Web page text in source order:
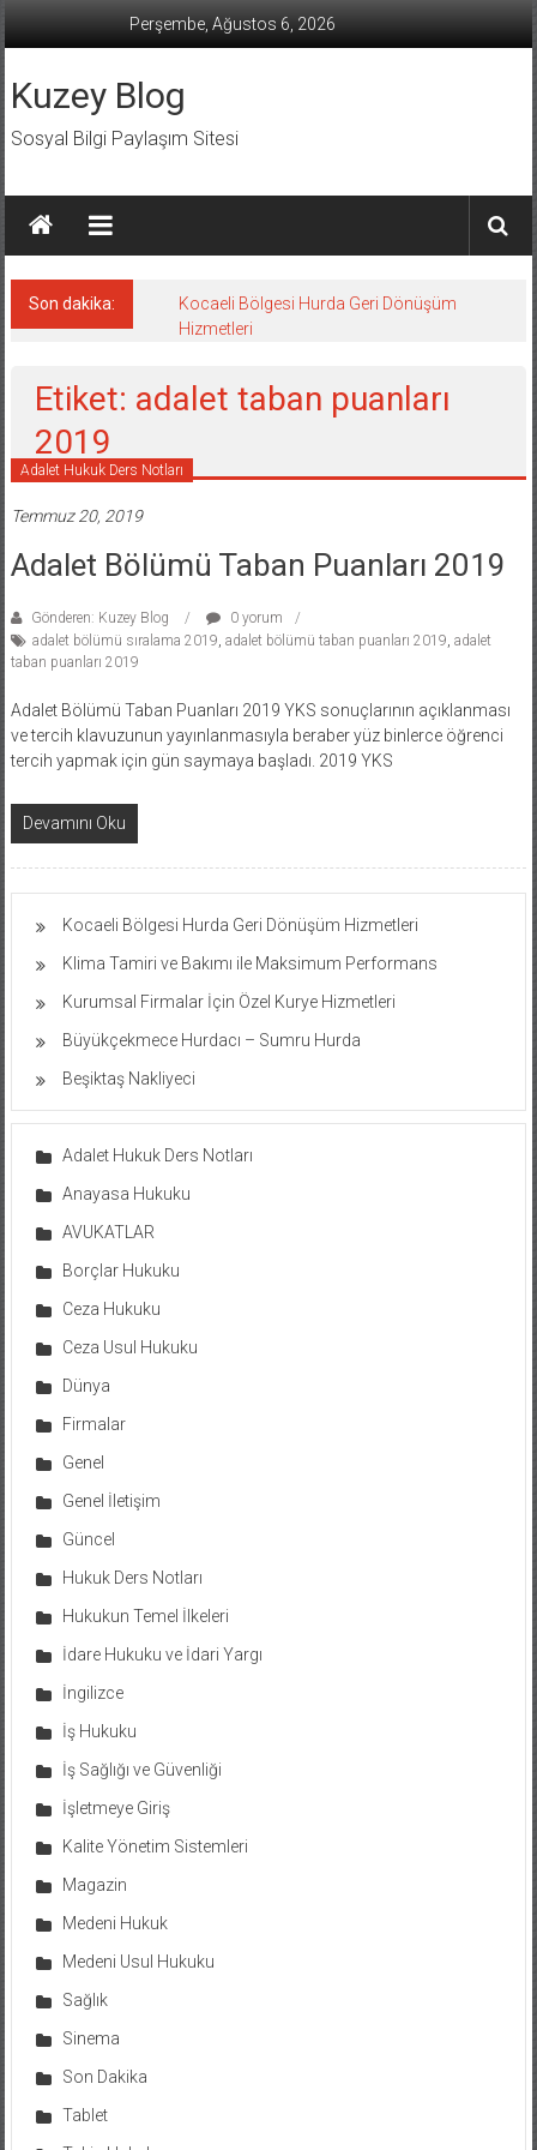
Perşembe, Ağustos 6, 2026
Kuzey Blog
Sosyal Bilgi Paylaşım Sitesi
Son dakika:
Kocaeli Bölgesi Hurda Geri Dönüşüm
Hizmetleri
Etiket: adalet taban puanları
2019
Adalet Hukuk Ders Notları
Temmuz 20, 2019
Adalet Bölümü Taban Puanları 2019
Gönderen: Kuzey Blog
0 yorum
adalet bölümü sıralama 2019, adalet bölümü taban puanları 2019, adalet
taban puanları 2019
Adalet Bölümü Taban Puanları 2019 YKS sonuçlarının açıklanması
ve tercih klavuzunun yayınlanmasıyla beraber yüz binlerce öğrenci
tercih yapmak için gün saymaya başladı. 2019 YKS
Devamını Oku
Kocaeli Bölgesi Hurda Geri Dönüşüm Hizmetleri
Klima Tamiri ve Bakımı ile Maksimum Performans
Kurumsal Firmalar İçin Özel Kurye Hizmetleri
Büyükçekmece Hurdacı – Sumru Hurda
Beşiktaş Nakliyeci
Adalet Hukuk Ders Notları
Anayasa Hukuku
AVUKATLAR
Borçlar Hukuku
Ceza Hukuku
Ceza Usul Hukuku
Dünya
Firmalar
Genel
Genel İletişim
Güncel
Hukuk Ders Notları
Hukukun Temel İlkeleri
İdare Hukuku ve İdari Yargı
İngilizce
İş Hukuku
İş Sağlığı ve Güvenliği
İşletmeye Giriş
Kalite Yönetim Sistemleri
Magazin
Medeni Hukuk
Medeni Usul Hukuku
Sağlık
Sinema
Son Dakika
Tablet